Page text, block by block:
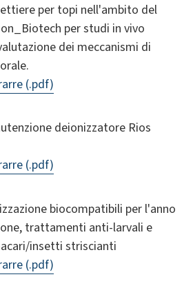
per topi nell'ambito del
per studi in vivo
dei meccanismi di
(.pdf)
deionizzatore Rios
(.pdf)
biocompatibili per l'anno
trattamenti anti-larvali e
insetti striscianti
(.pdf)